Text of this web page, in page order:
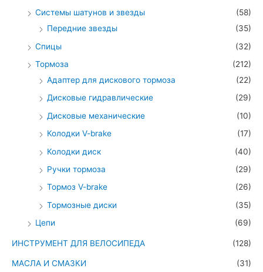
Системы шатунов и звезды
(58)
Передние звезды
(35)
Спицы
(32)
Тормоза
(212)
Адаптер для дискового тормоза
(22)
Дисковые гидравлические
(29)
Дисковые механические
(10)
Колодки V-brake
(17)
Колодки диск
(40)
Ручки тормоза
(29)
Тормоз V-brake
(26)
Тормозные диски
(35)
Цепи
(69)
ИНСТРУМЕНТ ДЛЯ ВЕЛОСИПЕДА (128)
МАСЛА И СМАЗКИ (31)